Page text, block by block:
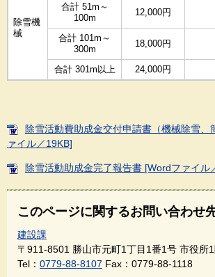
除雪機
械
合計 51m～
100m
12,000円
合計 101m～
300m
18,000円
合計 301m以上 24,000円
除雪活動費助成金交付申請書（機械除雪、
ァイル／19KB]
除雪活動助成金完了報告書 [Wordファイル
このページに関するお問い合わせ
建設課
〒911-8501 勝山市元町1丁目1番1号 市役所
Tel： 0779-88-8107 Fax：0779-88-1118